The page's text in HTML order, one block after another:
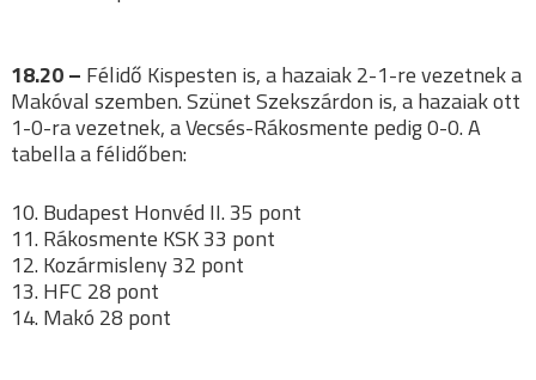
18.20 – Félidő Kispesten is, a hazaiak 2-1-re vezetnek a
Makóval szemben. Szünet Szekszárdon is, a hazaiak ott
1-0-ra vezetnek, a Vecsés-Rákosmente pedig 0-0. A
tabella a félidőben:
10. Budapest Honvéd II. 35 pont
11. Rákosmente KSK 33 pont
12. Kozármisleny 32 pont
13. HFC 28 pont
14. Makó 28 pont